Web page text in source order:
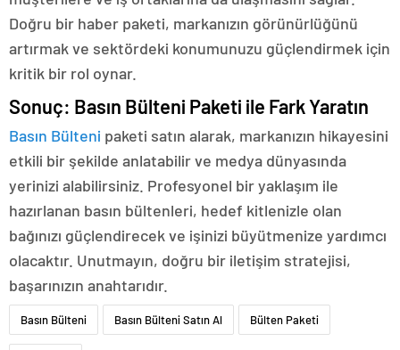
Doğru bir haber paketi, markanızın görünürlüğünü
artırmak ve sektördeki konumunuzu güçlendirmek için
kritik bir rol oynar.
Sonuç: Basın Bülteni Paketi ile Fark Yaratın
Basın Bülteni paketi satın alarak, markanızın hikayesini
etkili bir şekilde anlatabilir ve medya dünyasında
yerinizi alabilirsiniz. Profesyonel bir yaklaşım ile
hazırlanan basın bültenleri, hedef kitlenizle olan
bağınızı güçlendirecek ve işinizi büyütmenize yardımcı
olacaktır. Unutmayın, doğru bir iletişim stratejisi,
başarınızın anahtarıdır.
Basın Bülteni Basın Bülteni Satın Al Bülten Paketi